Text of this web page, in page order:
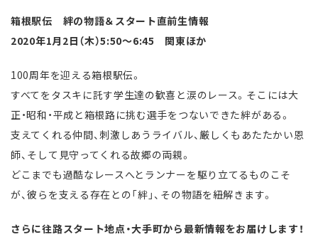
箱根駅伝 絆の物語＆スタート直前生情報
2020年1月2日（木）5:50～6:45 関東ほか
100周年を迎える箱根駅伝。
すべてをタスキに託す学生達の歓喜と涙のレース。そこには大
正・昭和・平成と箱根路に挑む選手をつないできた絆がある。
支えてくれる仲間、刺激しあうライバル、厳しくもあたたかい恩
師、そして見守ってくれる故郷の両親。
どこまでも過酷なレースへとランナーを駆り立てるものこそ
が、彼らを支える存在との「絆」、その物語を紐解きます。
さらに往路スタート地点・大手町から最新情報をお届けします！